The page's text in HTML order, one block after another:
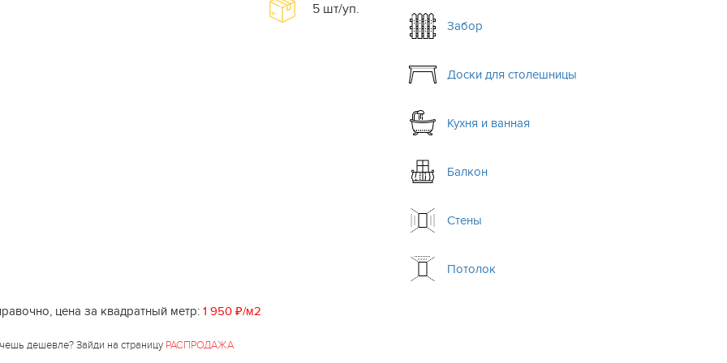
5 шт/уп.
Забор
Доски для столешницы
Кухня и ванная
Балкон
Стены
Потолок
цена за квадратный метр: 1 950 ₽/м2
дешевле? Зайди на страницу РАСПРОДАЖА